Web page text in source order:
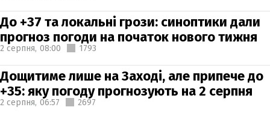
До +37 та локальні грози: синоптики дали
прогноз погоди на початок нового тижня
2 серпня, 08:00 1793
Дощитиме лише на Заході, але припече до
+35: яку погоду прогнозують на 2 серпня
2 серпня, 06:57 2697